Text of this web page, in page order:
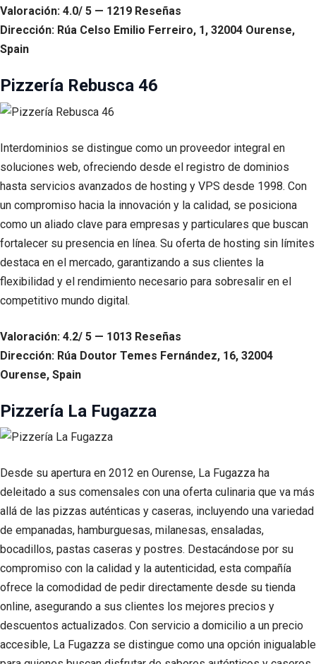
Valoración: 4.0/ 5 — 1219 Reseñas
Dirección: Rúa Celso Emilio Ferreiro, 1, 32004 Ourense,
Spain
Pizzería Rebusca 46
Interdominios se distingue como un proveedor integral en
soluciones web, ofreciendo desde el registro de dominios
hasta servicios avanzados de hosting y VPS desde 1998. Con
un compromiso hacia la innovación y la calidad, se posiciona
como un aliado clave para empresas y particulares que buscan
fortalecer su presencia en línea. Su oferta de hosting sin límites
destaca en el mercado, garantizando a sus clientes la
flexibilidad y el rendimiento necesario para sobresalir en el
competitivo mundo digital.
Valoración: 4.2/ 5 — 1013 Reseñas
Dirección: Rúa Doutor Temes Fernández, 16, 32004
Ourense, Spain
Pizzería La Fugazza
Desde su apertura en 2012 en Ourense, La Fugazza ha
deleitado a sus comensales con una oferta culinaria que va más
allá de las pizzas auténticas y caseras, incluyendo una variedad
de empanadas, hamburguesas, milanesas, ensaladas,
bocadillos, pastas caseras y postres. Destacándose por su
compromiso con la calidad y la autenticidad, esta compañía
ofrece la comodidad de pedir directamente desde su tienda
online, asegurando a sus clientes los mejores precios y
descuentos actualizados. Con servicio a domicilio a un precio
accesible, La Fugazza se distingue como una opción inigualable